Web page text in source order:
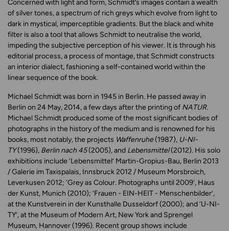
Concerned with light and form, Schmidt’s images contain a wealth
of silver tones, a spectrum of rich greys which evolve from light to
dark in mystical, imperceptible gradients. But the black and white
filter is also a tool that allows Schmidt to neutralise the world,
impeding the subjective perception of his viewer. It is through his
editorial process, a process of montage, that Schmidt constructs
an interior dialect, fashioning a self-contained world within the
linear sequence of the book.
Michael Schmidt was born in 1945 in Berlin. He passed away in
Berlin on 24 May, 2014, a few days after the printing of NATUR.
Michael Schmidt produced some of the most significant bodies of
photographs in the history of the medium and is renowned for his
books, most notably, the projects Waffenruhe(1987), U-NI-
TY(1996), Berlin nach 45(2005), and Lebensmittel(2012). His solo
exhibitions include ‘Lebensmittel’ Martin-Gropius-Bau, Berlin 2013
/ Galerie im Taxispalais, Innsbruck 2012 / Museum Morsbroich,
Leverkusen 2012; ‘Grey as Colour. Photographs until 2009’, Haus
der Kunst, Munich (2010); ‘Frauen - EIN-HEIT - Menschenbilder’,
at the Kunstverein in der Kunsthalle Dusseldorf (2000); and ‘U-NI-
TY’, at the Museum of Modern Art, New York and Sprengel
Museum, Hannover (1996). Recent group shows include